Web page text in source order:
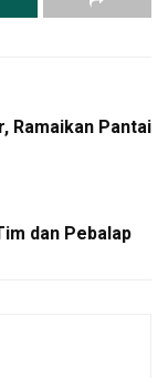
Ramaikan Pantai
dan Pebalap